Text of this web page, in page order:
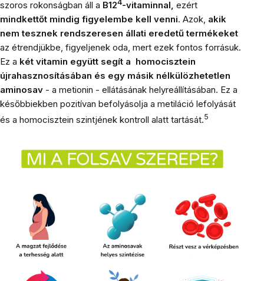
szoros rokonságban áll a B124-vitaminnal, ezért
mindkettőt mindig figyelembe kell venni. Azok, akik
nem tesznek rendszeresen állati eredetű termékeket
az étrendjükbe, figyeljenek oda, mert ezek fontos forrásuk.
Ez a két vitamin együtt segít a homocisztein
újrahasznosításában és egy másik nélkülözhetetlen
aminosav - a metionin - ellátásának helyreállításában. Ez a
későbbiekben pozitívan befolyásolja a metiláció lefolyását
és a homocisztein szintjének kontroll alatt tartását.5